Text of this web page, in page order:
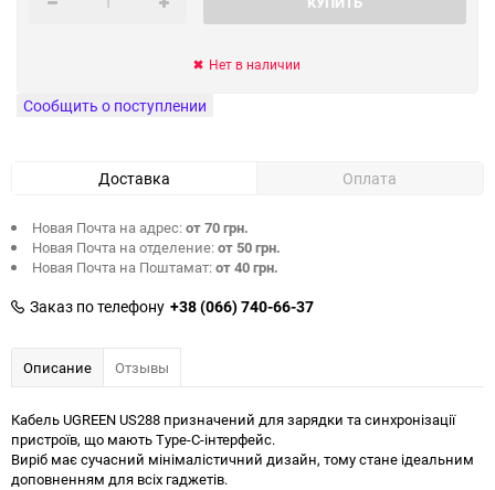
Нет в наличии
Сообщить о поступлении
Доставка Оплата
Новая Почта на адрес:от 70 грн.
Новая Почта на отделение:от 50 грн.
Новая Почта на Поштамат:от 40 грн.
Заказ по телефону +38 (066) 740-66-37
Описание Отзывы
Кабель UGREEN US288 призначений для зарядки та синхронізації
пристроїв, що мають Type-C-інтерфейс.
Виріб має сучасний мінімалістичний дизайн, тому стане ідеальним
доповненням для всіх гаджетів.